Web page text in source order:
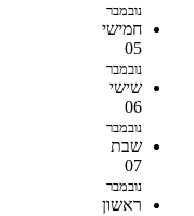
נובמבר
חמישי
05
נובמבר
שישי
06
נובמבר
שבת
07
נובמבר
ראשון